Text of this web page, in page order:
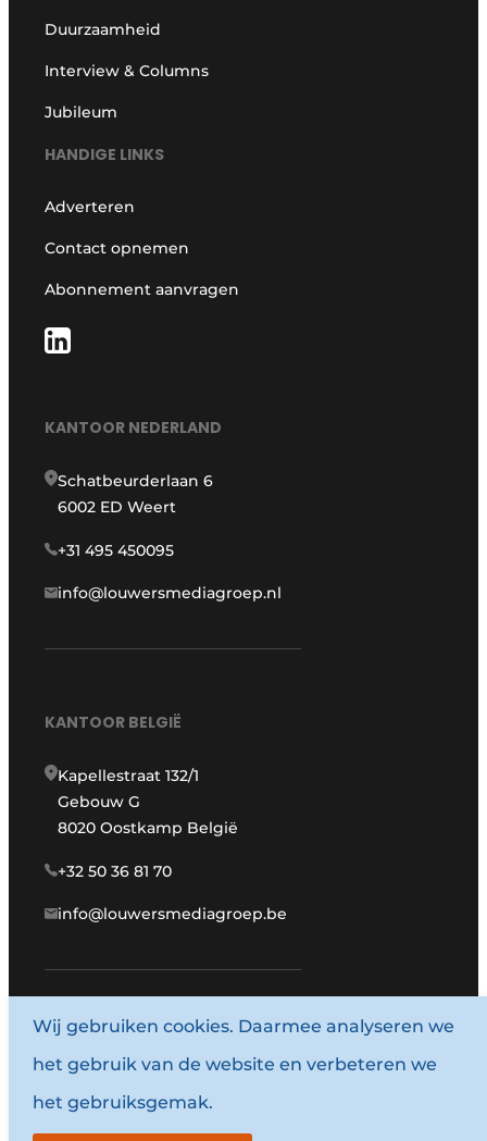
Duurzaamheid
Interview & Columns
Jubileum
HANDIGE LINKS
Adverteren
Contact opnemen
Abonnement aanvragen
KANTOOR NEDERLAND
Schatbeurderlaan 6
6002 ED Weert
+31 495 450095
info@louwersmediagroep.nl
KANTOOR BELGIË
Kapellestraat 132/1
Gebouw G
8020 Oostkamp België
+32 50 36 81 70
info@louwersmediagroep.be
www.louwersmediagroep.com
© 1987 - 2026 Louwersmediagroep.
Algemene voorwaarden
Wij gebruiken cookies. Daarmee analyseren we
het gebruik van de website en verbeteren we
het gebruiksgemak.